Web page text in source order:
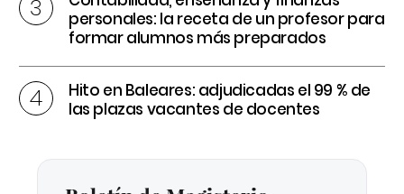
personales: la receta de un profesor para
formar alumnos más preparados
Hito en Baleares: adjudicadas el 99 % de
las plazas vacantes de docentes